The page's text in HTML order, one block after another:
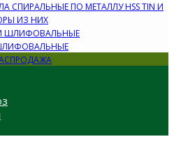
СПИРАЛЬНЫЕ ПО МЕТАЛЛУ HSS TIN И
ИЗ НИХ